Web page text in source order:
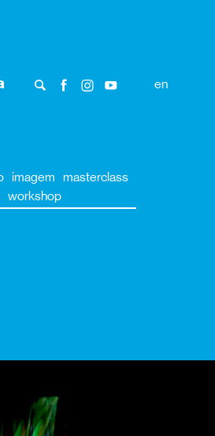
en
imagem
masterclass
workshop